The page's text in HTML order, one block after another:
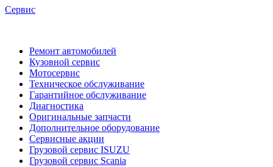
Сервис
Ремонт автомобилей
Кузовной сервис
Мотосервис
Техническое обслуживание
Гарантийное обслуживание
Диагностика
Оригинальные запчасти
Дополнительное оборудование
Сервисные акции
Грузовой сервис ISUZU
Грузовой сервис Scania